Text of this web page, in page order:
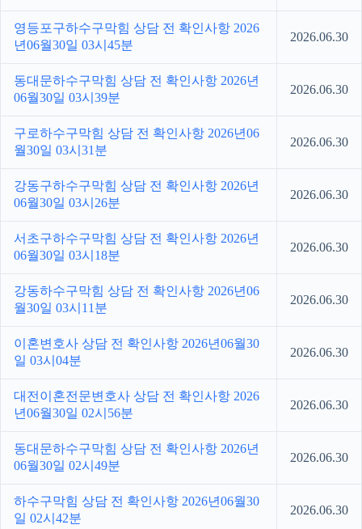
영등포구하수구막힘 상담 전 확인사항 2026
년06월30일 03시45분
2026.06.30
동대문하수구막힘 상담 전 확인사항 2026년
06월30일 03시39분
2026.06.30
구로하수구막힘 상담 전 확인사항 2026년06
월30일 03시31분
2026.06.30
강동구하수구막힘 상담 전 확인사항 2026년
06월30일 03시26분
2026.06.30
서초구하수구막힘 상담 전 확인사항 2026년
06월30일 03시18분
2026.06.30
강동하수구막힘 상담 전 확인사항 2026년06
월30일 03시11분
2026.06.30
이혼변호사 상담 전 확인사항 2026년06월30
일 03시04분
2026.06.30
대전이혼전문변호사 상담 전 확인사항 2026
년06월30일 02시56분
2026.06.30
동대문하수구막힘 상담 전 확인사항 2026년
06월30일 02시49분
2026.06.30
하수구막힘 상담 전 확인사항 2026년06월30
일 02시42분
2026.06.30